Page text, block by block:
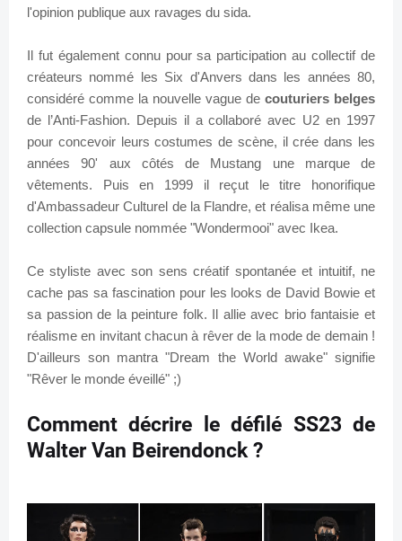
l'opinion publique aux ravages du sida.
Il fut également connu pour sa participation au collectif de
créateurs nommé les Six d'Anvers dans les années 80,
considéré comme la nouvelle vague de couturiers belges
de l’Anti-Fashion. Depuis il a collaboré avec U2 en 1997
pour concevoir leurs costumes de scène, il crée dans les
années 90' aux côtés de Mustang une marque de
vêtements. Puis en 1999 il reçut le titre honorifique
d'Ambassadeur Culturel de la Flandre, et réalisa même une
collection capsule nommée "Wondermooi" avec Ikea.
Ce styliste avec son sens créatif spontanée et intuitif, ne
cache pas sa fascination pour les looks de David Bowie et
sa passion de la peinture folk. Il allie avec brio fantaisie et
réalisme en invitant chacun à rêver de la mode de demain !
D'ailleurs son mantra "Dream the World awake" signifie
"Rêver le monde éveillé" ;)
Comment décrire le défilé SS23 de
Walter Van Beirendonck ?